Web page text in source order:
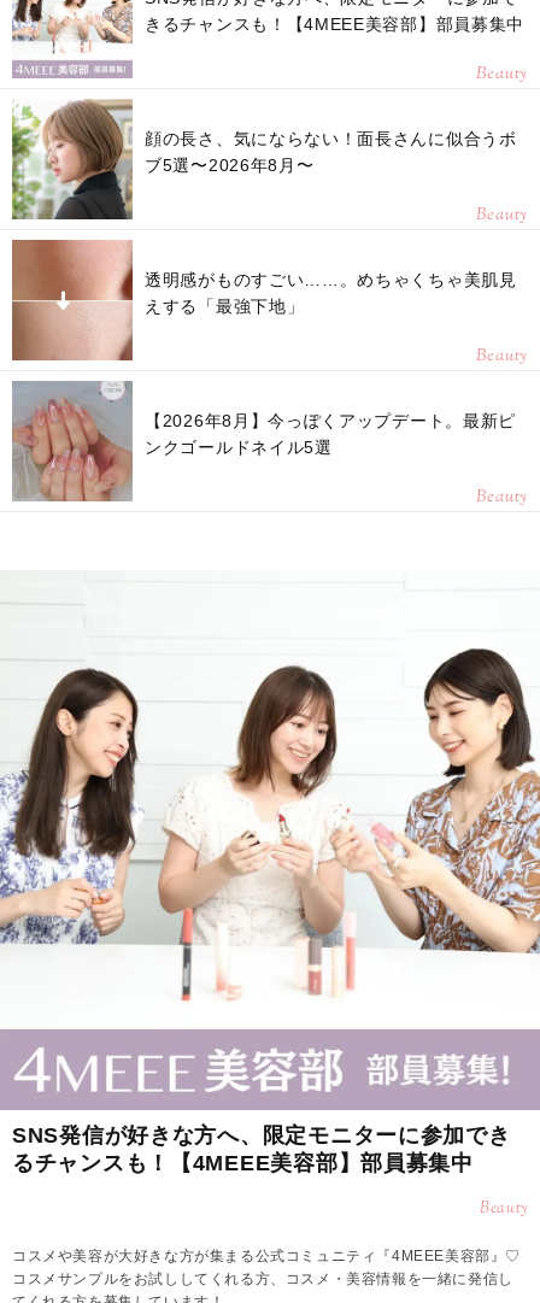
きるチャンスも！【4MEEE美容部】部員募集中
Beauty
顔の長さ、気にならない！面長さんに似合うボ
ブ5選〜2026年8月〜
Beauty
透明感がものすごい……。めちゃくちゃ美肌見
えする「最強下地」
Beauty
【2026年8月】今っぽくアップデート。最新ピ
ンクゴールドネイル5選
Beauty
SNS発信が好きな方へ、限定モニターに参加でき
るチャンスも！【4MEEE美容部】部員募集中
Beauty
コスメや美容が大好きな方が集まる公式コミュニティ『4MEEE美容部』♡
コスメサンプルをお試ししてくれる方、コスメ・美容情報を一緒に発信し